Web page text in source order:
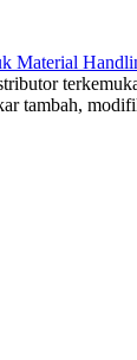
tambah,